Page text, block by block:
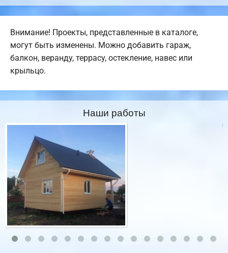
Внимание! Проекты, представленные в каталоге,
могут быть изменены. Можно добавить гараж,
балкон, веранду, террасу, остекление, навес или
крыльцо.
Наши работы